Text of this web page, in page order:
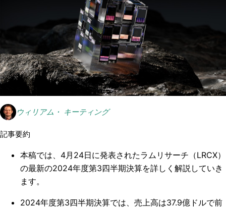
ウィリアム・ キーティング
記事要約
本稿では、4月24日に発表されたラムリサーチ（LRCX）
の最新の2024年度第3四半期決算を詳しく解説していき
ます。
2024年度第3四半期決算では、売上高は37.9億ドルで前